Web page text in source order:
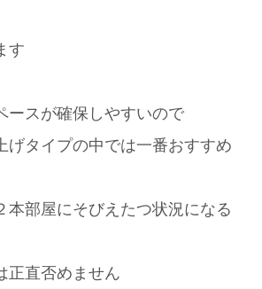
す
ースが確保しやすいので
げタイプの中では一番おすすめ
本部屋にそびえたつ状況になる
正直否めません